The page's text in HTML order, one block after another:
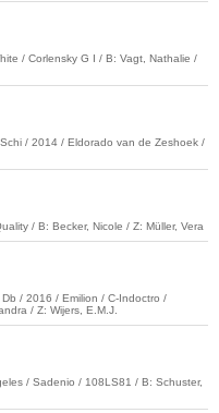
/ Corlensky G I / B: Vagt, Nathalie /
/ 2014 / Eldorado van de Zeshoek /
/ B: Becker, Nicole / Z: Müller, Vera
/ 2016 / Emilion / C-Indoctro /
/ Z: Wijers, E.M.J.
/ Sadenio / 108LS81 / B: Schuster,